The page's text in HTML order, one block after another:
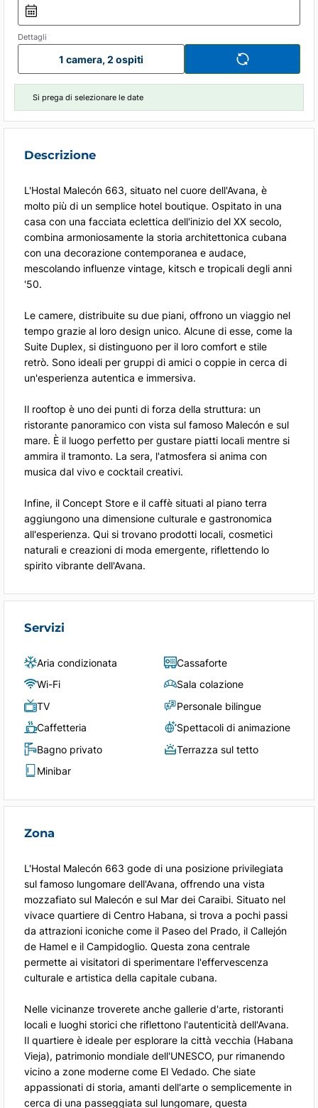
Dettagli
1 camera, 2 ospiti
Si prega di selezionare le date
Descrizione
L'Hostal Malecón 663, situato nel cuore dell'Avana, è
molto più di un semplice hotel boutique. Ospitato in una
casa con una facciata eclettica dell'inizio del XX secolo,
combina armoniosamente la storia architettonica cubana
con una decorazione contemporanea e audace,
mescolando influenze vintage, kitsch e tropicali degli anni
'50.
Le camere, distribuite su due piani, offrono un viaggio nel
tempo grazie al loro design unico. Alcune di esse, come la
Suite Duplex, si distinguono per il loro comfort e stile
retrò. Sono ideali per gruppi di amici o coppie in cerca di
un'esperienza autentica e immersiva.
Il rooftop è uno dei punti di forza della struttura: un
ristorante panoramico con vista sul famoso Malecón e sul
mare. È il luogo perfetto per gustare piatti locali mentre si
ammira il tramonto. La sera, l'atmosfera si anima con
musica dal vivo e cocktail creativi.
Infine, il Concept Store e il caffè situati al piano terra
aggiungono una dimensione culturale e gastronomica
all'esperienza. Qui si trovano prodotti locali, cosmetici
naturali e creazioni di moda emergente, riflettendo lo
spirito vibrante dell'Avana.
Servizi
Aria condizionata
Wi-Fi
TV
Caffetteria
Bagno privato
Minibar
Cassaforte
Sala colazione
Personale bilingue
Spettacoli di animazione
Terrazza sul tetto
Zona
L'Hostal Malecón 663 gode di una posizione privilegiata
sul famoso lungomare dell'Avana, offrendo una vista
mozzafiato sul Malecón e sul Mar dei Caraibi. Situato nel
vivace quartiere di Centro Habana, si trova a pochi passi
da attrazioni iconiche come il Paseo del Prado, il Callejón
de Hamel e il Campidoglio. Questa zona centrale
permette ai visitatori di sperimentare l'effervescenza
culturale e artistica della capitale cubana.
Nelle vicinanze troverete anche gallerie d'arte, ristoranti
locali e luoghi storici che riflettono l'autenticità dell'Avana.
Il quartiere è ideale per esplorare la città vecchia (Habana
Vieja), patrimonio mondiale dell'UNESCO, pur rimanendo
vicino a zone moderne come El Vedado. Che siate
appassionati di storia, amanti dell'arte o semplicemente in
cerca di una passeggiata sul lungomare, questa